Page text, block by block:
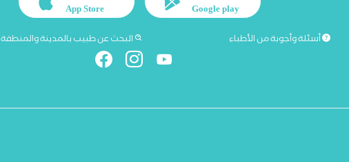
Google play
App Store
أسئلة وأجوبة من الأطباء البحث عن طبيب بالمدينة والمنطقة